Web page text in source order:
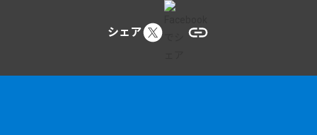
シェア